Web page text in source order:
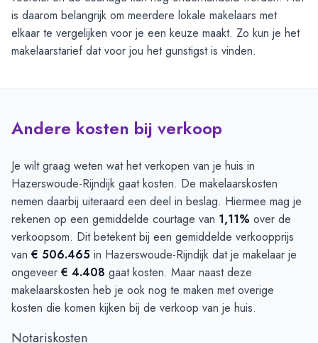
is daarom belangrijk om meerdere lokale makelaars met
elkaar te vergelijken voor je een keuze maakt. Zo kun je het
makelaarstarief dat voor jou het gunstigst is vinden.
Andere kosten bij verkoop
Je wilt graag weten wat het verkopen van je huis in
Hazerswoude-Rijndijk gaat kosten. De makelaarskosten
nemen daarbij uiteraard een deel in beslag. Hiermee mag je
rekenen op een gemiddelde courtage van 1,11% over de
verkoopsom. Dit betekent bij een gemiddelde verkoopprijs
van € 506.465 in Hazerswoude-Rijndijk dat je makelaar je
ongeveer € 4.408 gaat kosten. Maar naast deze
makelaarskosten heb je ook nog te maken met overige
kosten die komen kijken bij de verkoop van je huis.
Notariskosten